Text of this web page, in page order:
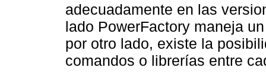
adecuadamente en las
lado PowerFactory maneja
por otro lado, existe la
comandos o librerías entre